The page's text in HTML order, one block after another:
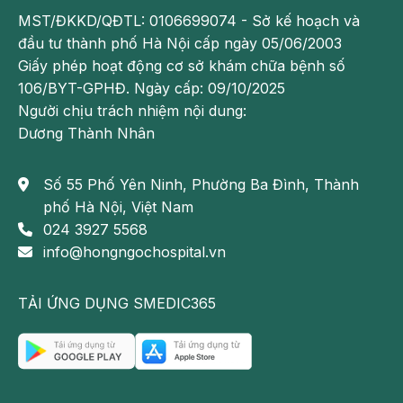
Cần làm gì để phòng tránh sa sút trí tuệ ở
người trẻ
chẩn đoán và phát hiện bệnh từ sớm. Điều này có ý
nghĩa quan trọng giúp làm chậm tiến triển của bệnh,
giúp tạo thuận lợi khi điều trị.
MST/ĐKKD/QĐTL: 0106699074 - Sở kế hoạch và
đầu tư thành phố Hà Nội cấp ngày 05/06/2003
Giấy phép hoạt động cơ sở khám chữa bệnh số
106/BYT-GPHĐ. Ngày cấp: 09/10/2025
Người chịu trách nhiệm nội dung:
Dương Thành Nhân
Số 55 Phố Yên Ninh, Phường Ba Đình, Thành
phố Hà Nội, Việt Nam
024 3927 5568
info@hongngochospital.vn
TẢI ỨNG DỤNG SMEDIC365